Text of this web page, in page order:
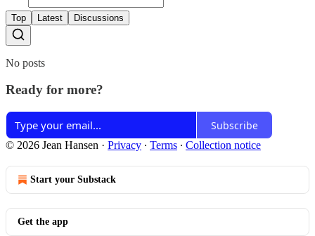
Top Latest Discussions
No posts
Ready for more?
Subscribe
© 2026 Jean Hansen · Privacy ∙ Terms ∙ Collection notice
Start your Substack
Get the app